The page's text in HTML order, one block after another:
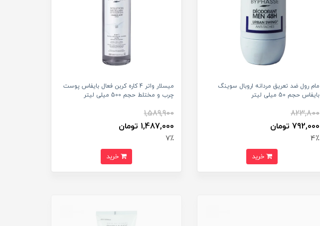
مام رول ضد تعریق مردانه اروبال سوینگ
بایفاس حجم 50 میلی لیتر
823,800
792,000 تومان
4٪
خرید
میسلار واتر 4 کاره کربن فعال بایفاس پوست
چرب و مختلط حجم 500 میلی لیتر
1,589,900
1,487,000 تومان
7٪
خرید